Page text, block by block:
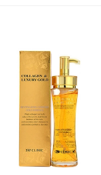
E chứa thành
axit béo và
tạo một lớp bảo